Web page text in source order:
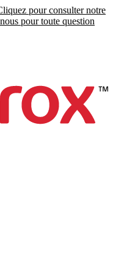
pour consulter notre
pour toute question